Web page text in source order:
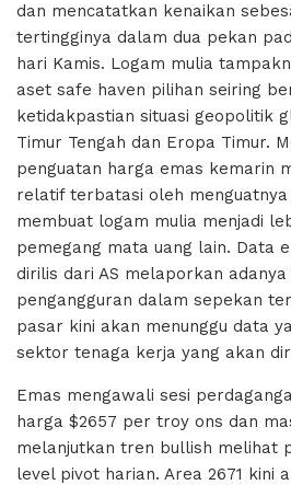
dan mencatatkan kenaikan
tertingginya dalam dua pekan
hari Kamis. Logam mulia
aset safe haven pilihan seiring
ketidakpastian situasi geopolitik
Timur Tengah dan Eropa Timur.
penguatan harga emas kemarin
relatif terbatasi oleh
membuat logam mulia menjadi
pemegang mata uang lain. Data
dirilis dari AS melaporkan
pengangguran dalam sepekan
pasar kini akan menunggu data
sektor tenaga kerja yang akan
Emas mengawali sesi
harga $2657 per troy ons dan
melanjutkan tren bullish melihat
level pivot harian. Area 2671 kini